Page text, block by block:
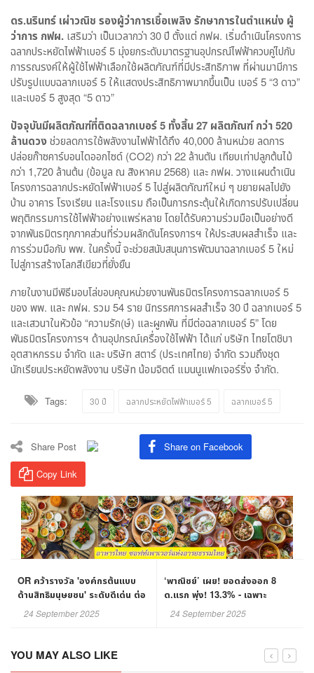
ดร.นรินทร์ เผ่าวณิช รองผู้ว่าการเชื้อเพลิง รักษาการในตำแหน่ง ผู้
ว่าการ กฟผ. เสริมว่า เป็นเวลากว่า 30 ปี ตั้งแต่ กฟผ. เริ่มดำเนินโครงการ
ฉลากประหยัดไฟฟ้าเบอร์ 5 มุ่งยกระดับมาตรฐานอุปกรณ์ไฟฟ้าควบคู่ไปกับ
การรณรงค์ให้ผู้ใช้ไฟฟ้าเลือกใช้ผลิตภัณฑ์ที่มีประสิทธิภาพ ที่ผ่านมามีการ
ปรับรูปแบบฉลากเบอร์ 5 ให้แสดงประสิทธิภาพมากขึ้นเป็น เบอร์ 5 “3 ดาว”
และเบอร์ 5 สูงสุด “5 ดาว”
ปัจจุบันมีผลิตภัณฑ์ที่ติดฉลากเบอร์ 5 ทั้งสิ้น 27 ผลิตภัณฑ์ กว่า 520
ล้านดวงช่วยลดการใช้พลังงานไฟฟ้าได้ถึง 40,000 ล้านหน่วย ลดการ
ปล่อยก๊าซคาร์บอนไดออกไซด์ (CO2) กว่า 22 ล้านตัน เทียบเท่าปลูกต้นไม้
กว่า 1,720 ล้านต้น (ข้อมูล ณ สิงหาคม 2568) และ กฟผ. วางแผนดำเนิน
โครงการฉลากประหยัดไฟฟ้าเบอร์ 5 ไปสู่ผลิตภัณฑ์ใหม่ ๆ ขยายผลไปยัง
บ้าน อาคาร โรงเรียน และโรงแรม ถือเป็นการกระตุ้นให้เกิดการปรับเปลี่ยน
พฤติกรรมการใช้ไฟฟ้าอย่างแพร่หลาย โดยได้รับความร่วมมือเป็นอย่างดี
จากพันธมิตรทุกภาคส่วนที่ร่วมผลักดันโครงการฯ ให้ประสบผลสำเร็จ และ
การร่วมมือกับ พพ. ในครั้งนี้ จะช่วยสนับสนุนการพัฒนาฉลากเบอร์ 5 ใหม่
ไปสู่การสร้างโลกสีเขียวที่ยั่งยืน
ภายในงานมีพิธีมอบโล่ขอบคุณหน่วยงานพันธมิตรโครงการฉลากเบอร์ 5
ของ พพ. และ กฟผ. รวม 54 ราย นิทรรศการผลสำเร็จ 30 ปี ฉลากเบอร์ 5
และเสวนาในหัวข้อ “ความรัก(ษ์) และผูกพัน ที่มีต่อฉลากเบอร์ 5” โดย
พันธมิตรโครงการฯ ด้านอุปกรณ์เครื่องใช้ไฟฟ้า ได้แก่ บริษัท ไทยโตชิบา
อุตสาหกรรม จำกัด และ บริษัท สตาร์ (ประเทศไทย) จำกัด รวมถึงชุด
นักเรียนประหยัดพลังงาน บริษัท น้อมจิตต์ แมนนูแฟกเจอร์ริ่ง จำกัด.
Tags: 30 ปี ฉลากประหยัดไฟฟ้าเบอร์ 5 ฉลากเบอร์ 5
Share Post Share on Facebook
Copy Link
OR คว้ารางวัล 'องค์กรต้นแบบ
ด้านสิทธิมนุษยชน' ระดับดีเด่น ต่อ
เนื่องเป็นปีที่ 2
24 September 2025
‘พาณิชย์’ เผย! ยอดส่งออก 8
ด.แรก พุ่ง! 13.3% - เฉพาะ
ส.ค.68 โต 5.8% ต่อเนื่อง 14
ด.ติดต่อกัน
24 September 2025
YOU MAY ALSO LIKE